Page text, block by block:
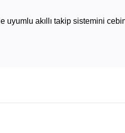
uyumlu akıllı takip sistemini